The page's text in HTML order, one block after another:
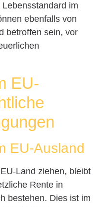
im
ebenfalls von
betroffen sein, vor
EU-
EU-Ausland
Land ziehen, bleibt
Rente in
bestehen. Dies ist im